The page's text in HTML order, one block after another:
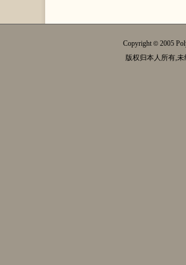
Copyright© 2005
版权归本人所有,